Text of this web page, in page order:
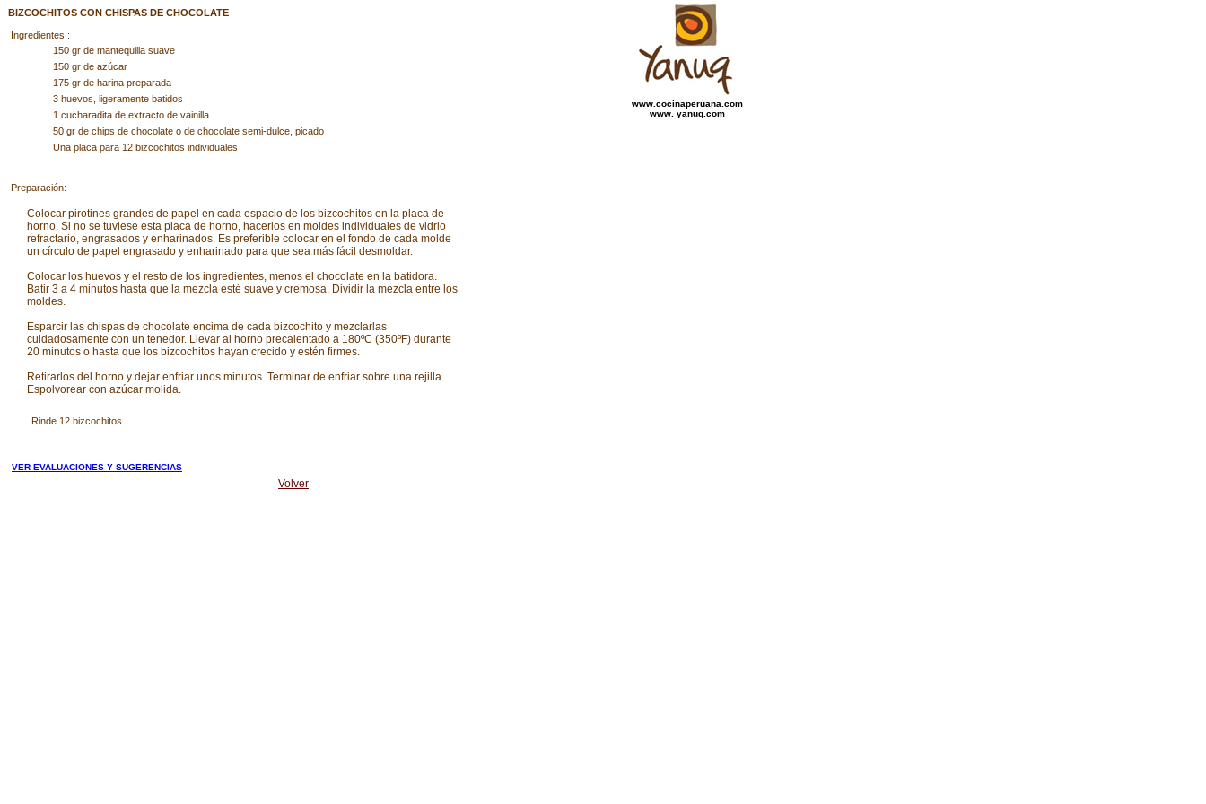
BIZCOCHITOS CON CHISPAS DE CHOCOLATE
Ingredientes :
150 gr de mantequilla suave
150 gr de azúcar
175 gr de harina preparada
3 huevos, ligeramente batidos
1 cucharadita de extracto de vainilla
50 gr de chips de chocolate o de chocolate semi-dulce, picado
Una placa para 12 bizcochitos individuales
Preparación:
Colocar pirotines grandes de papel en cada espacio de los bizcochitos en la placa de
horno. Si no se tuviese esta placa de horno, hacerlos en moldes individuales de vidrio
refractario, engrasados y enharinados. Es preferible colocar en el fondo de cada molde
un círculo de papel engrasado y enharinado para que sea más fácil desmoldar.
Colocar los huevos y el resto de los ingredientes, menos el chocolate en la batidora.
Batir 3 a 4 minutos hasta que la mezcla esté suave y cremosa. Dividir la mezcla entre los
moldes.
Esparcir las chispas de chocolate encima de cada bizcochito y mezclarlas
cuidadosamente con un tenedor. Llevar al horno precalentado a 180ºC (350ºF) durante
20 minutos o hasta que los bizcochitos hayan crecido y estén firmes.
Retirarlos del horno y dejar enfriar unos minutos. Terminar de enfriar sobre una rejilla.
Espolvorear con azúcar molida.
Rinde 12 bizcochitos
VER EVALUACIONES Y SUGERENCIAS
Volver
www.cocinaperuana.com
www. yanuq.com